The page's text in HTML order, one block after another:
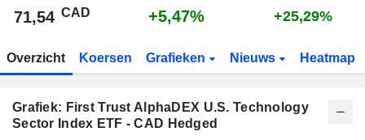
71,54 CAD +5,47% +25,29%
Overzicht Koersen Grafieken Nieuws Heatmap
Grafiek: First Trust AlphaDEX U.S. Technology
Sector Index ETF - CAD Hedged